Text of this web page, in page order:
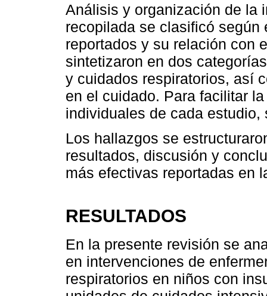
Análisis y organización de la
recopilada se clasificó
reportados y su relación con
sintetizaron en dos
y cuidados respiratorios, así
en el cuidado. Para facilitar
individuales de cada
Los hallazgos se
resultados, discusión y
más efectivas reportadas en
RESULTADOS
En la presente revisión se
en intervenciones de
respiratorios en niños con